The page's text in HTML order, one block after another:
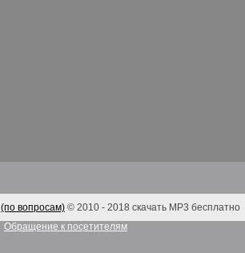
(по вопросам) © 2010 - 2018 скачать MP3 бесплатно
Обращение к посетителям